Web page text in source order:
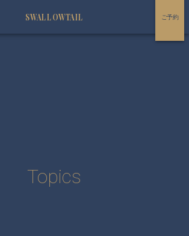
SWALLOWTAIL ご予約
Topics